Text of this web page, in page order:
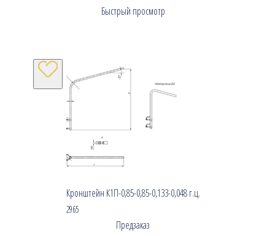
Быстрый просмотр
Кронштейн К1П-0,85-0,85-0,133-0,048 г.ц.
2965
Предзаказ